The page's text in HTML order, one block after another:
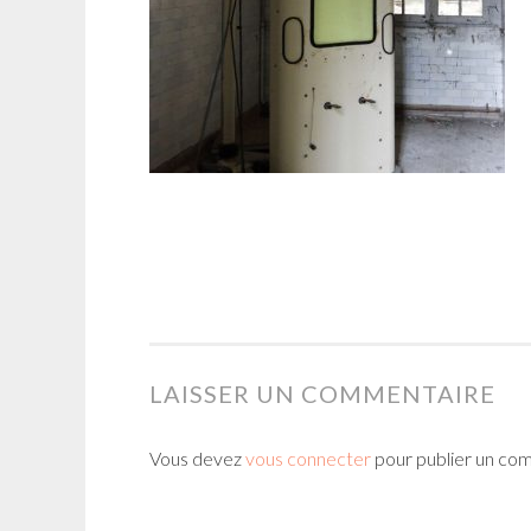
LAISSER UN COMMENTAIRE
Vous devezvous connecter pour publier un